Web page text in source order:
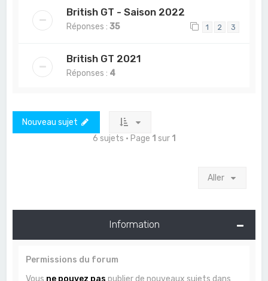
British GT - Saison 2022
Réponses :35 1 2 3
British GT 2021
Réponses : 4
Nouveau sujet
6 sujets • Page 1 sur 1
Aller
Information
Permissions du forum